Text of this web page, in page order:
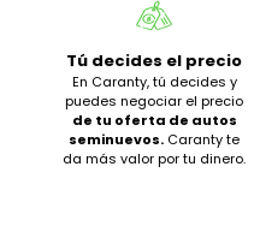
Tú decides el precio
En Caranty, tú decides y
puedes negociar el precio
de tu oferta de autos
seminuevos. Caranty te
da más valor por tu dinero.